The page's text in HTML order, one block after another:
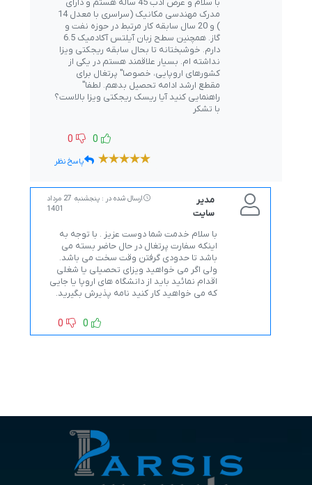
با سلام و عرض ادب 45 ساله هستم و دارای
مدرک مهندسی مکانیک (سراسری با معدل 14
) و 20 سال سابقه کار مرتبط در حوزه نفت و
گاز. همچنین سطح زبان آیلتس آکادمیک 6.5
دارم. خوشبختانه تا بحال سابقه ریجکتی ویزا
نداشته ام. بسیار علاقمند هستم در یکی از
کشورهای اروپایی، خصوصا" پرتغال برای
مقطع ارشد ادامه تحصیل بدهم. لطفا"
راهنمایی کنید آیا ریسک ریجکتی ویزا بالاست؟
با تشکر
0
0
پاسخ نظر
مدیر
سایت
ارسال شده در : پنجشنبه 27 مرداد
1401
با سلام خدمت شما دوست عزیز . با توجه به
اینکه سفارت پرتغال در حال حاضر بسته می
باشد تا حدودی گرفتن وقت سخت می باشد.
ولی اگر می خواهید ویزای تحصیلی یا شغلی
اقدام نمائید باید از دانشگاه های اروپا یا جایی
که می خواهید کار کنید نامه پذیرش بگیرید.
0
0